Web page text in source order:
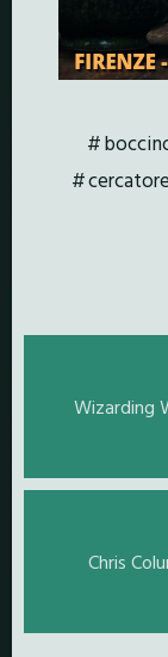
cercatore
navigation
Wizarding
Chris